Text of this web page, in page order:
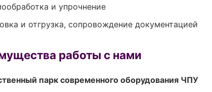
и упрочнение
и отгрузка, сопровождение документацией
работы с нами
парк современного оборудования ЧПУ